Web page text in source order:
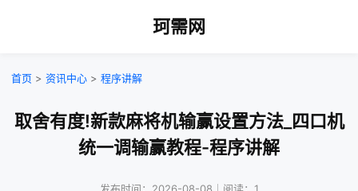
珂需网
首页 > 资讯中心 > 程序讲解
取舍有度!新款麻将机输赢设置方法_四口机
统一调输赢教程-程序讲解